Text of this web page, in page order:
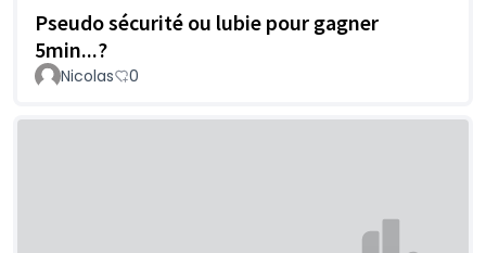
Pseudo sécurité ou lubie pour gagner
5min...?
Nicolas 0